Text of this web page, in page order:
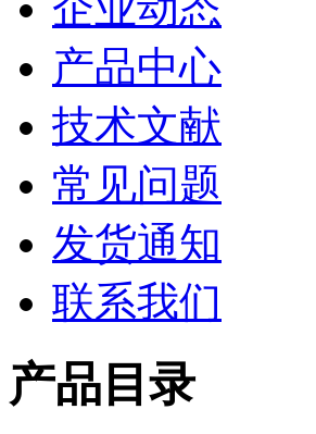
产品中心
技术文献
常见问题
发货通知
联系我们
产品目录